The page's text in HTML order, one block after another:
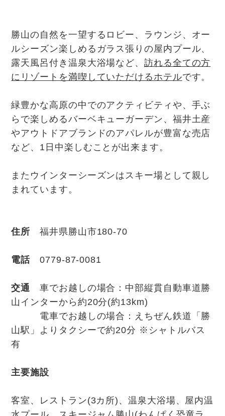
勝山の自然を一望するロビー、ラウンジ、オー
ルシーズン楽しめるガラス張りの屋内プール、
露天風呂付き温泉大浴場など、訪れる全ての方
にリゾートを満喫していただけるホテルです。
緑豊かな高原の中でのアクティビティや、手ぶ
らで楽しめるバーベキューガーデン、福井土産
やアウトドアブランドのアパレルが豊富な売店
など、1日中楽しむことが出来ます。
またウインターシーズンはスキー場として親し
まれています。
住所 福井県勝山市180-70
電話 0779-87-0081
交通
車でお越しの場合：中部縦貫自動車道勝
山インターから約20分(約13km)
電車でお越しの場合：えちぜん鉄道「勝
山駅」よりタクシーで約20分 ※シャトルバス
有
主要施設
客室、レストラン(3カ所)、温泉大浴場、屋内温